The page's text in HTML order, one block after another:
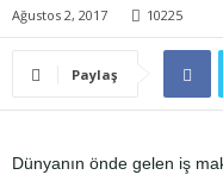
Ağustos 2, 2017 10225
Paylaş
Dünyanın önde gelen iş